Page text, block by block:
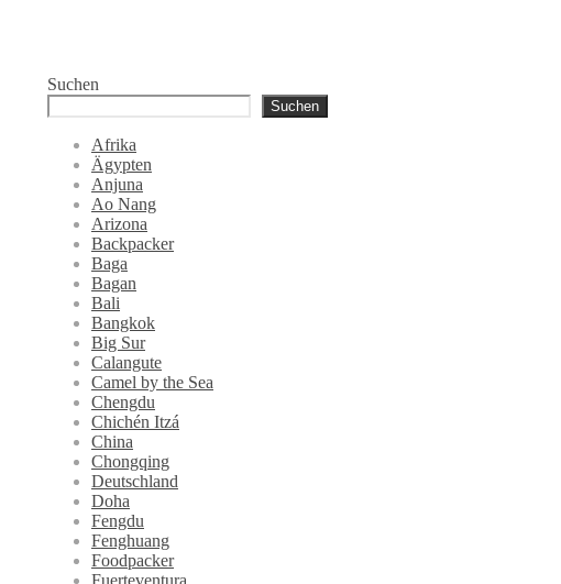
Suchen
Suchen
Afrika
Ägypten
Anjuna
Ao Nang
Arizona
Backpacker
Baga
Bagan
Bali
Bangkok
Big Sur
Calangute
Camel by the Sea
Chengdu
Chichén Itzá
China
Chongqing
Deutschland
Doha
Fengdu
Fenghuang
Foodpacker
Fuerteventura